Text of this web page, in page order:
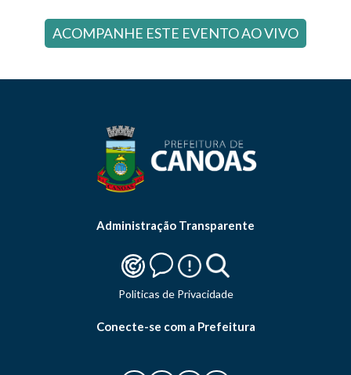
ACOMPANHE ESTE EVENTO AO VIVO
Administração Transparente
Politicas de Privacidade
Conecte-se com a Prefeitura